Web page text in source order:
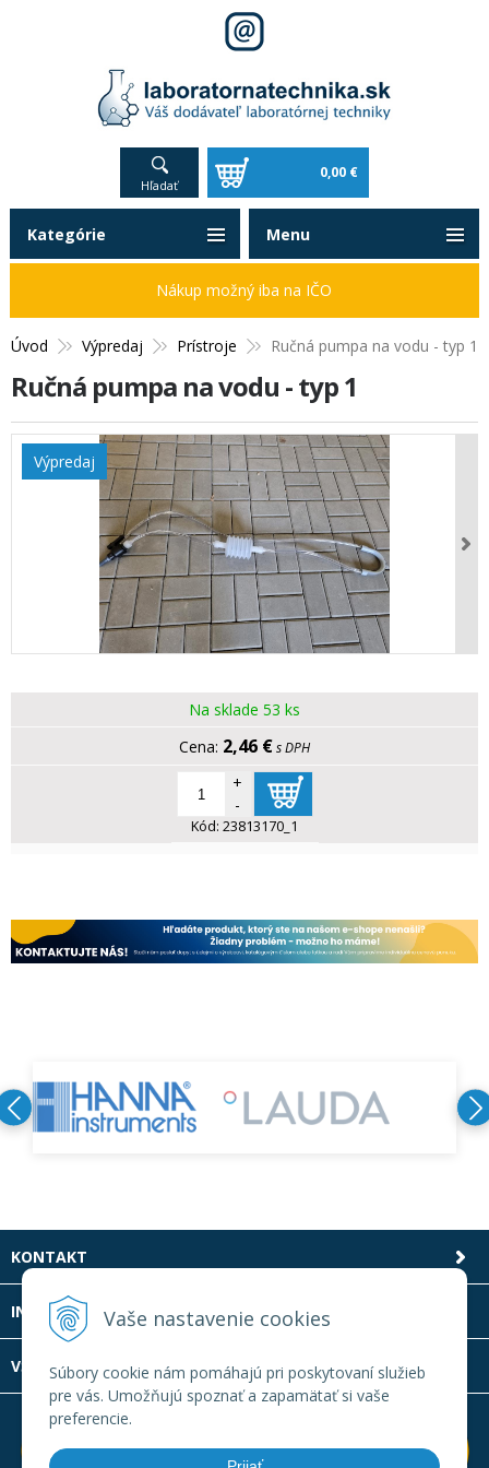
Vaše nastavenie cookies
Súbory cookie nám pomáhajú pri poskytovaní služieb
pre vás. Umožňujú spoznať a zapamätať si vaše
preferencie.
Hľadať
0,00 €
Úvod Výpredaj Prístroje Ručná pumpa na vodu - typ 1
Ručná pumpa na vodu - typ 1
Výpredaj
Na sklade 53 ks
2,46 €s DPH
+
-
Kód: 23813170_1
Kategórie
Nákup možný iba na IČO
Menu
KONTAKT
INFOLINKA
VŠETKO O NÁKUPE